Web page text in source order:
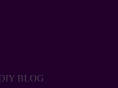
BLOG